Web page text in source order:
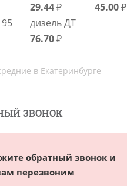
29.44₽
45.00₽
дизель ДТ
76.70₽
в Екатеринбурге
ЗВОНОК
обратный звонок и
перезвоним